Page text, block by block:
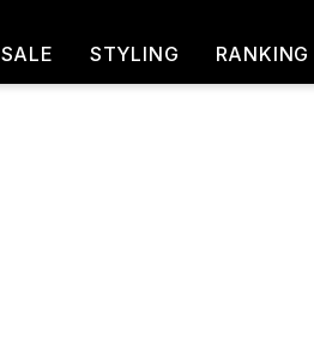
SALE STYLING RANKING